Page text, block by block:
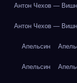
Антон Чехов —
Антон Чехов —
Апельсин
Апельсин